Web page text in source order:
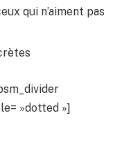
qui n’aiment pas
»dotted »]